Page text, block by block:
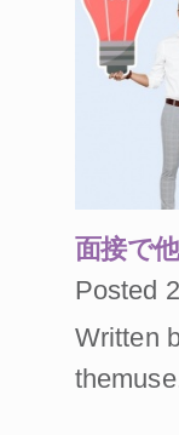
面接で
Posted
Written